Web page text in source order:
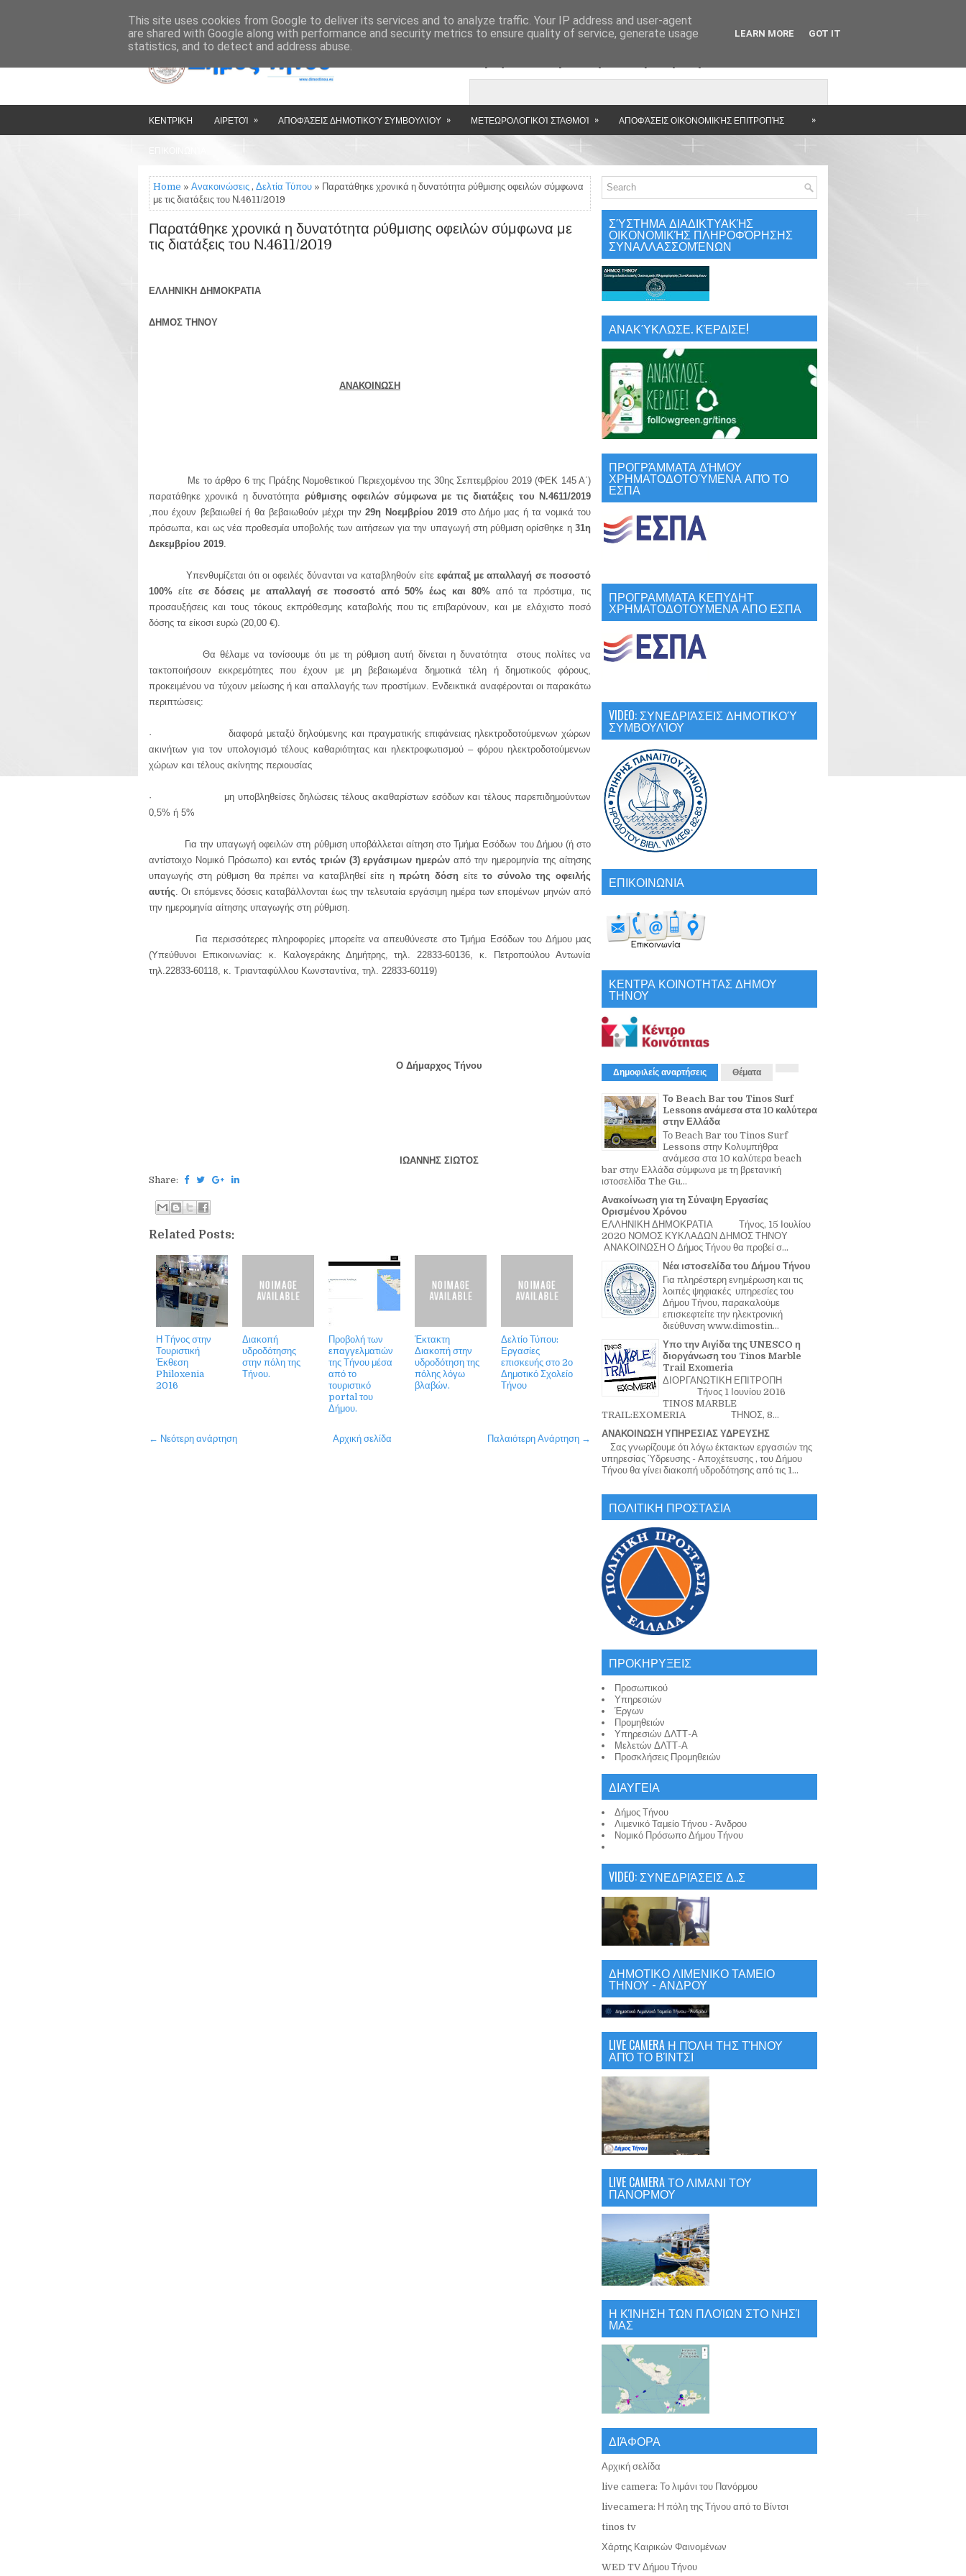
HOME ΔΉΜΟΣ ΤΉΝΟΥ » » »
ΚΕΝΤΡΙΚΉ ΑΙΡΕΤΟΊ » ΑΠΟΦΆΣΕΙΣ ΔΗΜΟΤΙΚΟΎ ΣΥΜΒΟΥΛΊΟΥ » ΜΕΤΕΩΡΟΛΟΓΙΚΟΊ ΣΤΑΘΜΟΊ » ΑΠΟΦΆΣΕΙΣ ΟΙΚΟΝΟΜΙΚΉΣ ΕΠΙΤΡΟΠΉΣ »
Home » Ανακοινώσεις , Δελτία Τύπου » Παρατάθηκε χρονικά η δυνατότητα ρύθμισης οφειλών σύμφωνα
με τις διατάξεις του Ν.4611/2019
Παρατάθηκε χρονικά η δυνατότητα ρύθμισης οφειλών σύμφωνα με
τις διατάξεις του Ν.4611/2019
ΕΛΛΗΝΙΚΗ ΔΗΜΟΚΡΑΤΙΑ
ΔΗΜΟΣ ΤΗΝΟΥ
ΑΝΑΚΟΙΝΩΣΗ
Με το άρθρο 6 της Πράξης Νομοθετικού Περιεχομένου της 30ης Σεπτεμβρίου 2019 (ΦΕΚ 145 Α΄)
παρατάθηκε χρονικά η δυνατότητα ρύθμισης οφειλών σύμφωνα με τις διατάξεις του Ν.4611/2019
,που έχουν βεβαιωθεί ή θα βεβαιωθούν μέχρι την29η Νοεμβρίου 2019 στο Δήμο μας ή τα νομικά του
πρόσωπα, και ως νέα προθεσμία υποβολής των αιτήσεων για την υπαγωγή στη ρύθμιση ορίσθηκε η 31η
Δεκεμβρίου 2019.
Υπενθυμίζεται ότι οι οφειλές δύνανται να καταβληθούν είτε εφάπαξ με απαλλαγή σε ποσοστό
100% είτεσε δόσεις με απαλλαγή σε ποσοστό από 50% έως και 80%από τα πρόστιμα, τις
προσαυξήσεις και τους τόκους εκπρόθεσμης καταβολής που τις επιβαρύνουν, και με ελάχιστο ποσό
δόσης τα είκοσι ευρώ (20,00 €).
Θα θέλαμε να τονίσουμε ότι με τη ρύθμιση αυτή δίνεται η δυνατότητα στους πολίτες να
τακτοποιήσουν εκκρεμότητες που έχουν με μη βεβαιωμένα δημοτικά τέλη ή δημοτικούς φόρους,
προκειμένου να τύχουν μείωσης ή και απαλλαγής των προστίμων. Ενδεικτικά αναφέρονται οι παρακάτω
περιπτώσεις:
·
διαφορά μεταξύ δηλούμενης και πραγματικής επιφάνειας ηλεκτροδοτούμενων χώρων
ακινήτων για τον υπολογισμό τέλους καθαριότητας και ηλεκτροφωτισμού – φόρου ηλεκτροδοτούμενων
χώρων και τέλους ακίνητης περιουσίας
·
μη υποβληθείσες δηλώσεις τέλους ακαθαρίστων εσόδων και τέλους παρεπιδημούντων
0,5% ή 5%
Για την υπαγωγή οφειλών στη ρύθμιση υποβάλλεται αίτηση στο Τμήμα Εσόδων του Δήμου (ή στο
αντίστοιχο Νομικό Πρόσωπο) και εντός τριών (3) εργάσιμων ημερών από την ημερομηνία της αίτησης
υπαγωγής στη ρύθμιση θα πρέπει να καταβληθεί είτε ηπρώτη δόση είτετο σύνολο της οφειλής
αυτής. Οι επόμενες δόσεις καταβάλλονται έως την τελευταία εργάσιμη ημέρα των επομένων μηνών από
την ημερομηνία αίτησης υπαγωγής στη ρύθμιση.
Για περισσότερες πληροφορίες μπορείτε να απευθύνεστε στο Τμήμα Εσόδων του Δήμου μας
(Υπεύθυνοι Επικοινωνίας: κ. Καλογεράκης Δημήτρης, τηλ. 22833-60136, κ. Πετροπούλου Αντωνία
τηλ.22833-60118, κ. Τριανταφύλλου Κωνσταντίνα, τηλ. 22833-60119)
Ο Δήμαρχος Τήνου
ΙΩΑΝΝΗΣ ΣΙΩΤΟΣ
Share:
Related Posts:
Η Τήνος στην
Τουριστική
Έκθεση
Philoxenia
2016
Διακοπή
υδροδότησης
στην πόλη της
Τήνου.
Προβολή των
επαγγελματιών
της Τήνου μέσα
από το
τουριστικό
portal του
Δήμου.
Έκτακτη
Διακοπή στην
υδροδότηση της
πόλης λόγω
βλαβών.
Δελτίο Τύπου:
Εργασίες
επισκευής στο 2ο
Δημοτικό Σχολείο
Τήνου
← Νεότερη ανάρτηση Παλαιότερη Ανάρτηση →
Αρχική σελίδα
ΣΎΣΤΗΜΑ ΔΙΑΔΙΚΤΥΑΚΉΣ
ΟΙΚΟΝΟΜΙΚΉΣ ΠΛΗΡΟΦΌΡΗΣΗΣ
ΣΥΝΑΛΛΑΣΣΟΜΈΝΩΝ
ΑΝΑΚΎΚΛΩΣΕ. ΚΈΡΔΙΣΕ!
ΠΡΟΓΡΆΜΜΑΤΑ ΔΉΜΟΥ
ΧΡΗΜΑΤΟΔΟΤΟΎΜΕΝΑ ΑΠΌ ΤΟ
ΕΣΠΑ
ΠΡΟΓΡΑΜΜΑΤΑ ΚΕΠΥΔΗΤ
ΧΡΗΜΑΤΟΔΟΤΟΥΜΕΝΑ ΑΠΟ ΕΣΠΑ
VIDEO: ΣΥΝΕΔΡΙΆΣΕΙΣ ΔΗΜΟΤΙΚΟΎ
ΣΥΜΒΟΥΛΊΟΥ
ΕΠΙΚΟΙΝΩΝΙΑ
ΚΕΝΤΡΑ ΚΟΙΝΟΤΗΤΑΣ ΔΗΜΟΥ
ΤΗΝΟΥ
Δημοφιλείς αναρτήσεις Θέματα
Το Beach Bar του Tinos Surf
Lessons ανάμεσα στα 10 καλύτερα
στην Ελλάδα
Το Beach Bar του Tinos Surf
Lessons στην Κολυμπήθρα
ανάμεσα στα 10 καλύτερα beach
bar στην Ελλάδα σύμφωνα με τη βρετανική
ιστοσελίδα The Gu...
Ανακοίνωση για τη Σύναψη Εργασίας
Ορισμένου Χρόνου
ΕΛΛΗΝΙΚΗ ΔΗΜΟΚΡΑΤΙΑ Τήνος, 15 Ιουλίου
2020 ΝΟΜΟΣ ΚΥΚΛΑΔΩΝ ΔΗΜΟΣ ΤΗΝΟΥ
ΑΝΑΚΟΙΝΩΣΗ Ο Δήμος Τήνου θα προβεί σ...
Νέα ιστοσελίδα του Δήμου Τήνου
Για πληρέστερη ενημέρωση και τις
λοιπές ψηφιακές υπηρεσίες του
Δήμου Τήνου, παρακαλούμε
επισκεφτείτε την ηλεκτρονική
διεύθυνση www.dimostin...
Υπο την Αιγίδα της UNESCO η
διοργάνωση του Tinos Marble
Trail Exomeria
ΔΙΟΡΓΑΝΩΤΙΚΗ ΕΠΙΤΡΟΠΗ
Τήνος 1 Ιουνίου 2016
TINOS MARBLE
TRAIL:EXOMERIA ΤΗΝΟΣ, 8...
ΑΝΑΚΟΙΝΩΣΗ ΥΠΗΡΕΣΙΑΣ ΥΔΡΕΥΣΗΣ
Σας γνωρίζουμε ότι λόγω έκτακτων εργασιών της
υπηρεσίας Ύδρευσης - Αποχέτευσης , του Δήμου
Τήνου θα γίνει διακοπή υδροδότησης από τις 1...
ΠΟΛΙΤΙΚΗ ΠΡΟΣΤΑΣΙΑ
ΠΡΟΚΗΡΥΞΕΙΣ
Προσωπικού
Υπηρεσιών
Έργων
Προμηθειών
Υπηρεσιών ΔΛΤΤ-Α
Μελετών ΔΛΤΤ-Α
Προσκλήσεις Προμηθειών
ΔΙΑΥΓΕΙΑ
Δήμος Τήνου
Λιμενικό Ταμείο Τήνου - Άνδρου
Νομικό Πρόσωπο Δήμου Τήνου
VIDEO: ΣΥΝΕΔΡΙΆΣΕΙΣ Δ..Σ
ΔΗΜΟΤΙΚΟ ΛΙΜΕΝΙΚΟ ΤΑΜΕΙΟ
ΤΗΝΟΥ - ΑΝΔΡΟΥ
LIVE CAMERA Η ΠΌΛΗ ΤΗΣ ΤΉΝΟΥ
ΑΠΌ ΤΟ ΒΊΝΤΣΙ
LIVE CAMERA ΤΟ ΛΙΜΑΝΙ ΤΟΥ
ΠΑΝΟΡΜΟΥ
Η ΚΊΝΗΣΗ ΤΩΝ ΠΛΟΊΩΝ ΣΤΟ ΝΗΣΊ
ΜΑΣ
ΔΙΆΦΟΡΑ
Αρχική σελίδα
live camera: Το λιμάνι του Πανόρμου
livecamera: Η πόλη της Τήνου από το Βίντσι
tinos tv
Χάρτης Καιρικών Φαινομένων
WED TV Δήμου Τήνου
This site uses cookies from Google to deliver its services and to analyze traffic. Your IP address and user-agent
are shared with Google along with performance and security metrics to ensure quality of service, generate usage
statistics, and to detect and address abuse.
LEARN MORE GOT IT